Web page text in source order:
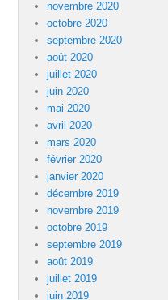
novembre 2020
octobre 2020
septembre 2020
août 2020
juillet 2020
juin 2020
mai 2020
avril 2020
mars 2020
février 2020
janvier 2020
décembre 2019
novembre 2019
octobre 2019
septembre 2019
août 2019
juillet 2019
juin 2019